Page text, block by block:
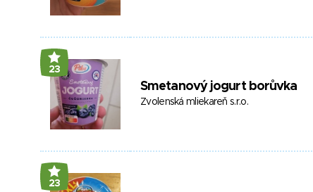
23
Smetanový jogurt borůvka
Zvolenská mliekareň s.r.o.
23